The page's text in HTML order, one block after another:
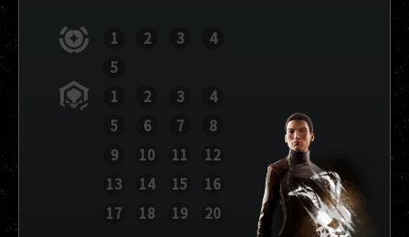
1 2 3
4
5
1
2 3
4
5
6 7
8
9
10 11
12
13
14 15
16
17
18 19 20
レポートを表示